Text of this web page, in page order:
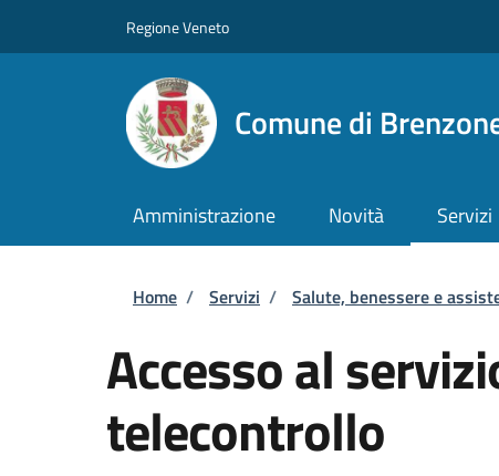
Regione Veneto
Comune di
Amministrazione Novità Servizi
Briciole di pane
Home / Servizi / Salute, benessere e
Accesso al
telecontrollo